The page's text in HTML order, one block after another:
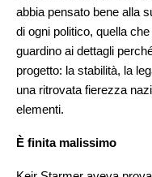
abbia pensato bene alla
di ogni politico, quella
guardino ai dettagli
progetto: la stabilità, la
una ritrovata fierezza
elementi.
È finita malissimo